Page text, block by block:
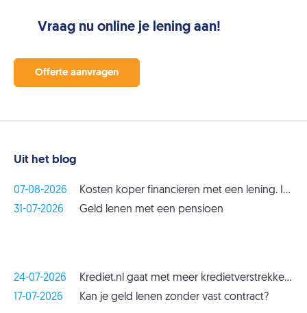
Vraag nu online je lening aan!
Offerte aanvragen
Uit het blog
07-08-2026
Kosten koper financieren met een lening. Is dat verstandig?
31-07-2026
Geld lenen met een pensioen
24-07-2026
Krediet.nl gaat met meer kredietverstrekkers samenwerken
17-07-2026
Kan je geld lenen zonder vast contract?